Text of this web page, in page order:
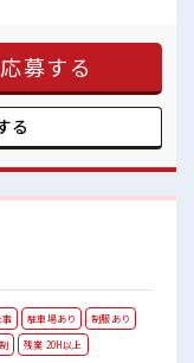
スメ！
ジするのは不安だけ
イチからスキルUP・
自分に向いている仕事
当がしっかりサポート
ぎには注意が必要です
応募する
る
事 駐車場あり
制服あり
残業 20H以上